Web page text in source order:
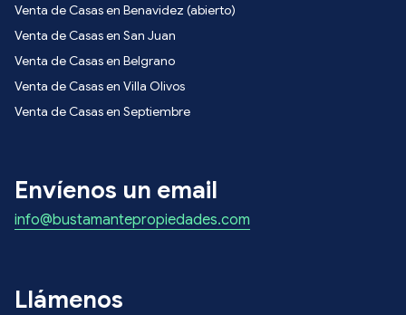
Venta de Casas en Benavidez (abierto)
Venta de Casas en San Juan
Venta de Casas en Belgrano
Venta de Casas en Villa Olivos
Venta de Casas en Septiembre
Envíenos un email
info@bustamantepropiedades.com
Llámenos